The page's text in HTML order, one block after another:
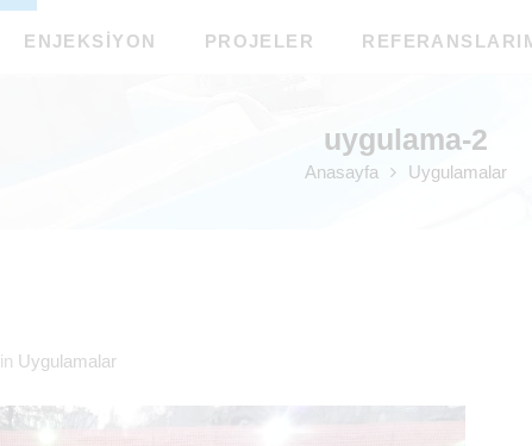
ENJEKSIYON PROJELER
uygulama-2
Anasayfa Uygulamalar
in Uygulamalar